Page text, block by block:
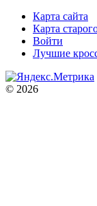
Карта сайта
Карта
Войти
Лучшие
© 2026